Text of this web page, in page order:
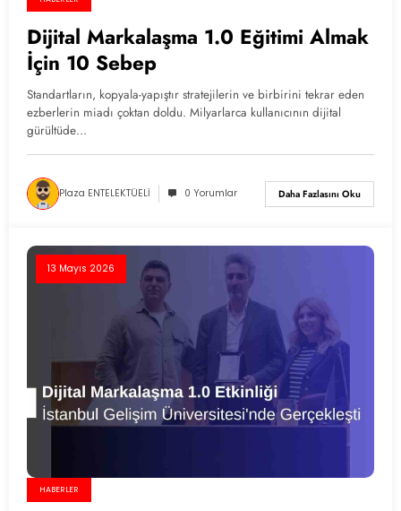
Dijital Markalaşma 1.0 Eğitimi Almak
İçin 10 Sebep
Standartların, kopyala-yapıştır stratejilerin ve birbirini tekrar eden
ezberlerin miadı çoktan doldu. Milyarlarca kullanıcının dijital
gürültüde…
Plaza ENTELEKTÜELİ 0 Yorumlar Daha Fazlasını Oku
13 Mayıs 2026
HABERLER